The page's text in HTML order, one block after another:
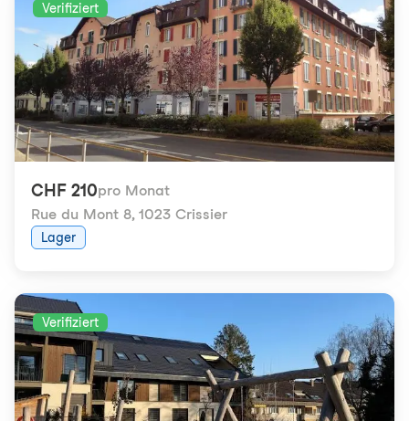
Verifiziert
CHF 210pro Monat
Rue du Mont 8, 1023 Crissier
Lager
Verifiziert